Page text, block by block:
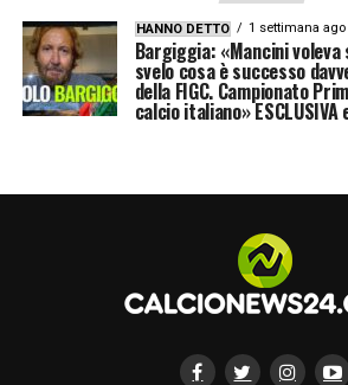
HANNO DETTO 1 settimana ago
Bargiggia: «Mancini voleva
svelo cosa è successo
della FIGC. Campionato
calcio italiano» ESCLUSIVA